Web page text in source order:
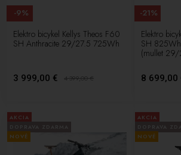
Elektro bicykel Kellys Theos F60
SH Anthracite 29/27.5 725Wh
3 999,00 € 4 399,00€
-9%
Elektro
SH
(mullet
8 699,00
-21%
AKCIA
NOVÉ
AKCIA
NOVÉ